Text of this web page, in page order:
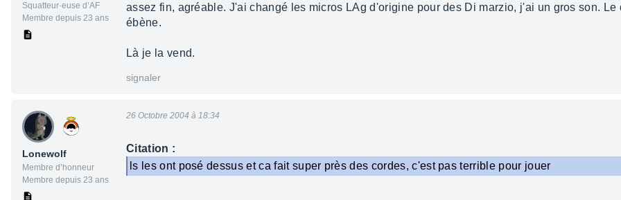
Squatteur·euse d’AF
Membre depuis 23 ans
assez fin, agréable. J'ai changé les micros LAg d'origine pour des Di marzio, j'ai un gros son. Le
ébène.
Là je la vend.
signaler
Lonewolf
Membre d’honneur
Membre depuis 23 ans
26 Octobre 2004 à 18:34
Citation :
ls les ont posé dessus et ca fait super près des cordes, c'est pas terrible pour jouer